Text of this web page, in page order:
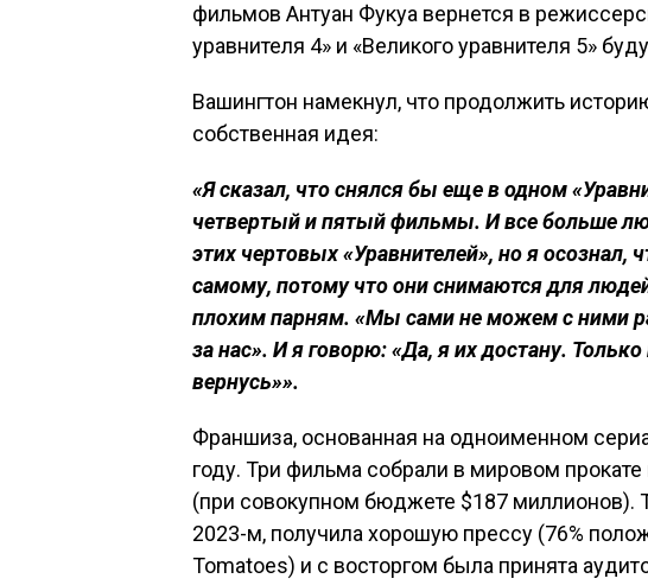
фильмов Антуан Фукуа вернется в
уравнителя 4» и «Великого уравнителя 5»
Вашингтон намекнул, что продолжить
собственная идея:
«Я сказал, что снялся бы еще в одном
четвертый и пятый фильмы. И все больше
этих чертовых «Уравнителей», но я
самому, потому что они снимаются для
плохим парням. «Мы сами не можем с ними
за нас». И я говорю: «Да, я их достану.
вернусь»».
Франшиза, основанная на одноименном
году. Три фильма собрали в мировом
(при совокупном бюджете $187 миллионов).
2023-м, получила хорошую прессу (76%
Tomatoes) и с восторгом была принята